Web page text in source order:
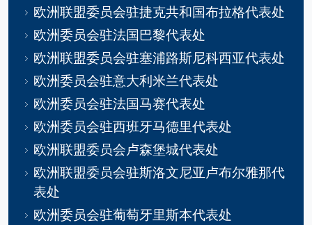
欧洲联盟委员会驻捷克共和国布拉格代表处
欧洲委员会驻法国巴黎代表处
欧洲联盟委员会驻塞浦路斯尼科西亚代表处
欧洲委员会驻意大利米兰代表处
欧洲委员会驻法国马赛代表处
欧洲委员会驻西班牙马德里代表处
欧洲联盟委员会卢森堡城代表处
欧洲联盟委员会驻斯洛文尼亚卢布尔雅那代
表处
欧洲委员会驻葡萄牙里斯本代表处